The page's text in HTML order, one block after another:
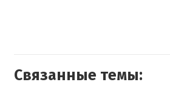
Связанные темы: